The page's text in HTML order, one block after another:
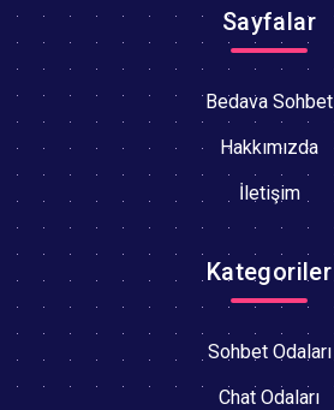
Sayfalar
Bedava Sohbet
Hakkımızda
İletişim
Kategoriler
Sohbet Odaları
Chat Odaları